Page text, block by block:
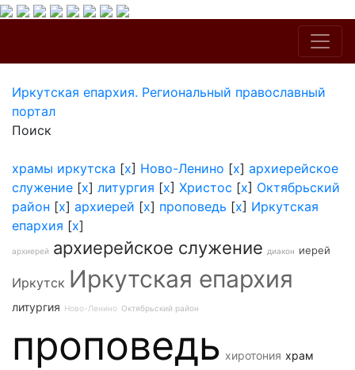
Иркутская епархия. Региональный православный
портал
Поиск
храмы иркутска [x] Ново-Ленино [x] архиерейское
служение [x] литургия [x] Христос [x] Октябрьский
район [x] архиерей [x] проповедь [x] Иркутская
епархия [x]
архиерей архиерейское служение диакон иерей
Иркутск Иркутская епархия
литургия Ново-Ленино Октябрьский район
проповедь хиротония храм